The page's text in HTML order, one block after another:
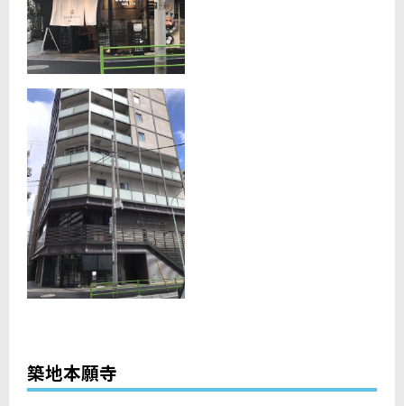
築地本願寺